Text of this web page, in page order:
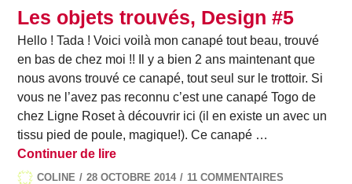
Les objets trouvés, Design #5
Hello ! Tada ! Voici voilà mon canapé tout beau, trouvé
en bas de chez moi !! Il y a bien 2 ans maintenant que
nous avons trouvé ce canapé, tout seul sur le trottoir. Si
vous ne l’avez pas reconnu c’est une canapé Togo de
chez Ligne Roset à découvrir ici (il en existe un avec un
tissu pied de poule, magique!). Ce canapé …
Continuer de lireLes objets trouvés, Design #5
COLINE 28 OCTOBRE 2014 11 COMMENTAIRES